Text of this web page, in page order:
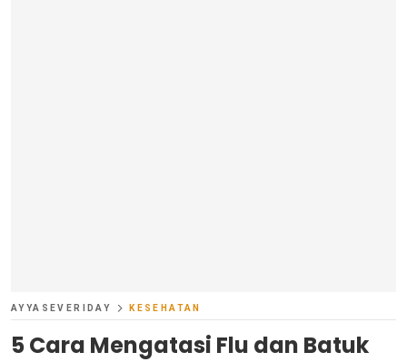
AYYASEVERIDAY KESEHATAN
5 Cara Mengatasi Flu dan Batuk